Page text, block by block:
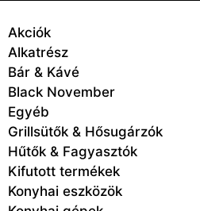
Akciók
Alkatrész
Bár & Kávé
Black November
Egyéb
Grillsütők & Hősugárzók
Hűtők & Fagyasztók
Kifutott termékek
Konyhai eszközök